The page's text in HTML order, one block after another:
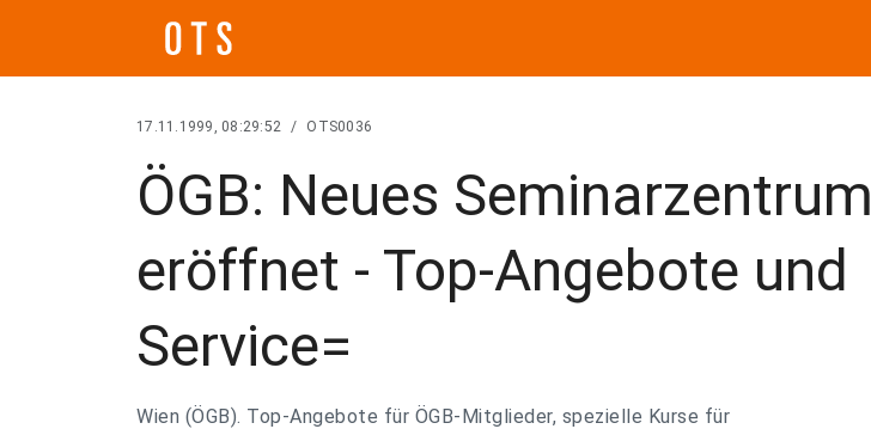
17.11.1999, 08:29:52 / OTS0036
ÖGB: Neues Seminarzentrum
eröffnet - Top-Angebote und
Service=
Wien (ÖGB). Top-Angebote für ÖGB-Mitglieder, spezielle Kurse für